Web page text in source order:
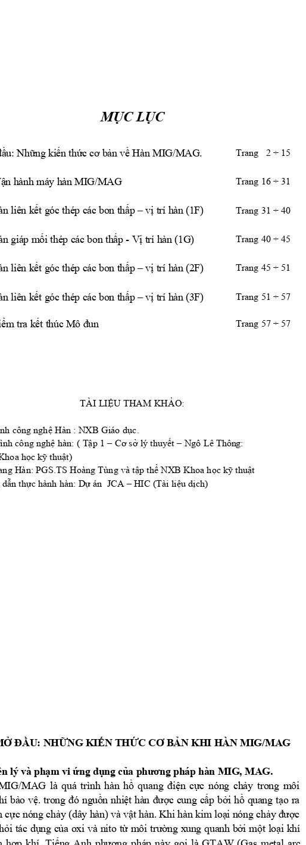
MỤC LỤC
Trang 2 ÷ 15
Trang 16 ÷ 31
Trang 31 ÷ 40
Trang 40 ÷ 45
Trang 45 ÷ 51
Những kiến thức cơ bản về Hàn MIG/MAG.
hành máy hàn MIG/MAG
liên kết góc thép các bon thấp – vị trí hàn (1F)
giáp mối thép các bon thấp - Vị trí hàn (1G)
liên kết góc thép các bon thấp – vị trí hàn (2F)
Trang 51 ÷ 57
Trang 57 ÷ 57
liên kết góc thép các bon thấp – vị trí hàn (3F)
tra kết thúc Mô đun
TÀI LIỆU THAM KHẢO:
công nghệ Hàn : NXB Giáo dục.
công nghệ hàn: ( Tập 1 – Cơ sở lý thuyết – Ngô LêThông:
học kỹ thuật)
Hàn: PGS.TS Hoàng Tùng và tập thể NXB Khoa học kỹ thuật
thực hành hàn: Dự án JCA – HIC (Tài liệu dịch)
ĐẦU: NHỮNG KIẾN THỨC CƠ BẢN KHI HÀN MIG/MAG
lý và phạm vi ứng dụng của phương pháp hàn MIG, MAG.
MAG là quá trình hàn hồ quang điện cực nóng chảy trong môi
bảo vệ. trong đó nguồn nhiệt hàn được cung cấp bởi hồ quang tạo ra
cực nóng chảy (dây hàn) và vật hàn. Khi hàn kim loại nóng chảy được
tác dụng của oxi và nito từ môi trường xung quanh bởi một loại khí